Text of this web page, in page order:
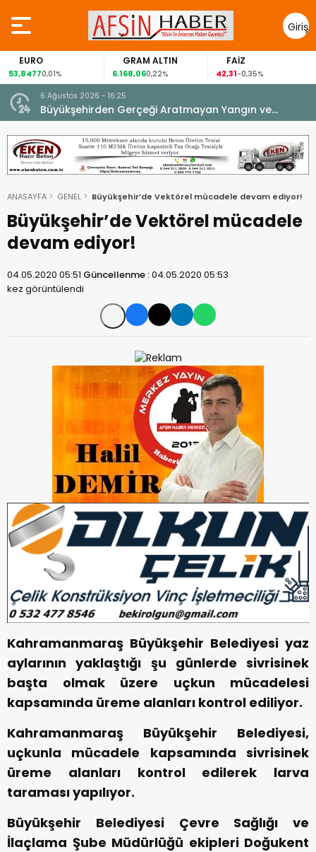
Giriş
Yap
EURO
53,84770,01%
GRAM ALTIN
6.168,060,22%
FAİZ
42,31-0,35%
6 Ağustos 2026 - 16:25
Büyükşehirden Gerçeği Aratmayan Yangın ve
Kurtarma Tatbikatı.
ANASAYFA GENEL Büyükşehir’de Vektörel mücadele devam ediyor!
Büyükşehir’de Vektörel mücadele
devam ediyor!
04.05.2020 05:51 Güncellenme :04.05.2020 05:53
kez görüntülendi
Kahramanmaraş Büyükşehir Belediyesi yaz
aylarının yaklaştığı şu günlerde sivrisinek
başta olmak üzere uçkun mücadelesi
kapsamında üreme alanları kontrol ediliyor.
Kahramanmaraş Büyükşehir Belediyesi,
uçkunla mücadele kapsamında sivrisinek
üreme alanları kontrol edilerek larva
taraması yapılıyor.
Büyükşehir Belediyesi Çevre Sağlığı ve
İlaçlama Şube Müdürlüğü ekipleri Doğukent